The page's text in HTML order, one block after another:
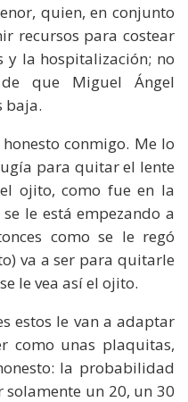
quien, en conjunto
recursos para costear
y la hospitalización; no
que Miguel Ángel
baja.
conmigo. Me lo
para quitar el lente
ojito, como fue en la
le está empezando a
como se le regó
va a ser para quitarle
le vea así el ojito.
estos le van a adaptar
como unas plaquitas,
la probabilidad
solamente un 20, un 30